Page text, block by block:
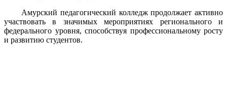
Амурский педагогический колледж продолжает активно
участвовать в значимых мероприятиях регионального и
федерального уровня, способствуя профессиональному росту
и развитию студентов.